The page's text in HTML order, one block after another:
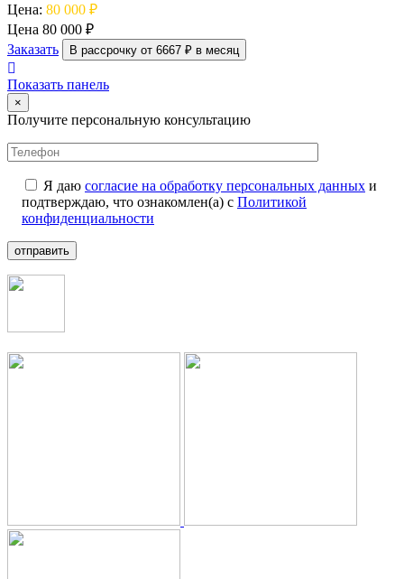
Цена: 80 000 ₽
Цена 80 000 ₽
Заказать
В рассрочку от 6667 ₽ в месяц
Показать панель
×
Получите персональную консультацию
Я даю согласие на обработку персональных данных и
подтверждаю, что ознакомлен(а) с Политикой
конфиденциальности
отправить